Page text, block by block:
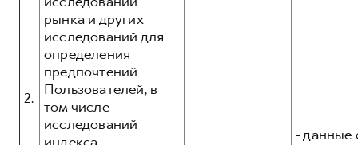
2.
рынка и других
исследований для
определения
предпочтений
Пользователей, в
том числе
исследований
- данные